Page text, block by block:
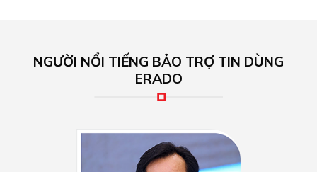
NGƯỜI NỔI TIẾNG BẢO TRỢ TIN DÙNG
ERADO